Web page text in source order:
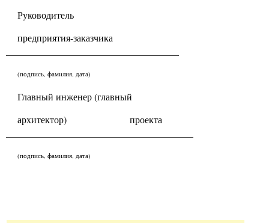
Руководитель
предприятия-заказчика
(подпись, фамилия, дата)
Главный инженер (главный
архитектор) проекта
(подпись, фамилия, дата)